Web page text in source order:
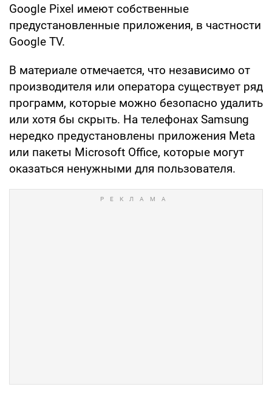
Google Pixel имеют собственные
предустановленные приложения, в частности
Google TV.
В материале отмечается, что независимо от
производителя или оператора существует ряд
программ, которые можно безопасно удалить
или хотя бы скрыть. На телефонах Samsung
нередко предустановлены приложения Meta
или пакеты Microsoft Office, которые могут
оказаться ненужными для пользователя.